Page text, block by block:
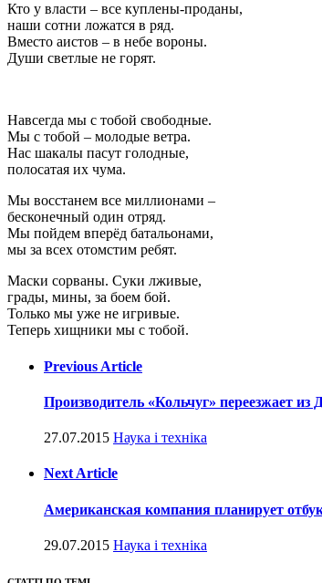
Кто у власти – все куплены-проданы,
наши сотни ложатся в ряд.
Вместо аистов – в небе вороны.
Души светлые не горят.
Навсегда мы с тобой свободные.
Мы с тобой – молодые ветра.
Нас шакалы пасут голодные,
полосатая их чума.
Мы восстанем все миллионами –
бесконечный один отряд.
Мы пойдем вперёд батальонами,
мы за всех отомстим ребят.
Маски сорваны. Суки лживые,
грады, мины, за боем бой.
Только мы уже не игривые.
Теперь хищники мы с тобой.
Previous Article
Производитель «Кольчуг» переезжает из
27.07.2015 Наука і техніка
Next Article
Американская компания планирует
29.07.2015 Наука і техніка